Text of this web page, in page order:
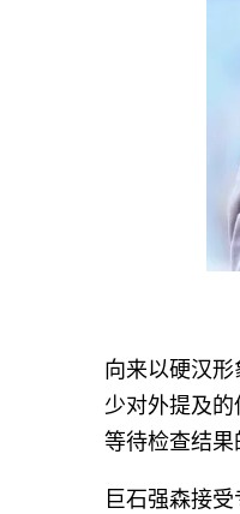
向来以硬汉
少对外提及
等待检查结果
巨石强森接